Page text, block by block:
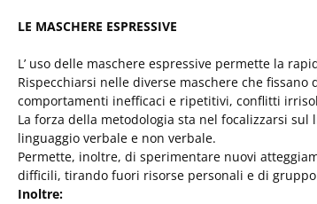
LE MASCHERE ESPRESSIVE
L’ uso delle maschere espressive permette la
Rispecchiarsi nelle diverse maschere che
comportamenti inefficaci e ripetitivi, conflitti
La forza della metodologia sta nel focalizzarsi
linguaggio verbale e non verbale.
Permette, inoltre, di sperimentare nuovi
difficili, tirando fuori risorse personali e di
Inoltre: